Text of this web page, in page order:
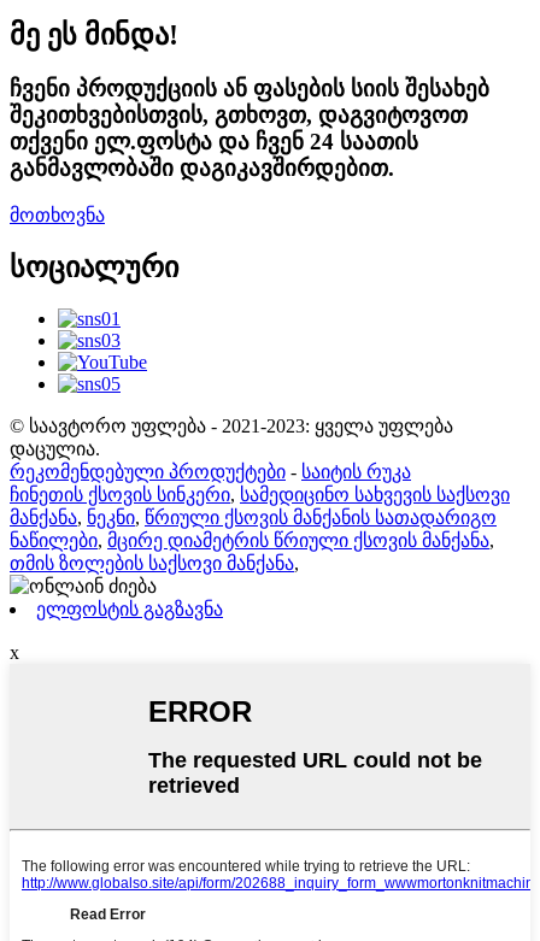
მე ეს მინდა!
ჩვენი პროდუქციის ან ფასების სიის შესახებ
შეკითხვებისთვის, გთხოვთ, დაგვიტოვოთ
თქვენი ელ.ფოსტა და ჩვენ 24 საათის
განმავლობაში დაგიკავშირდებით.
მოთხოვნა
სოციალური
© საავტორო უფლება - 2021-2023: ყველა უფლება
დაცულია.
რეკომენდებული პროდუქტები - საიტის რუკა
ჩინეთის ქსოვის სინკერი, სამედიცინო სახვევის საქსოვი
მანქანა, ნეკნი, წრიული ქსოვის მანქანის სათადარიგო
ნაწილები, მცირე დიამეტრის წრიული ქსოვის მანქანა,
თმის ზოლების საქსოვი მანქანა,
ელფოსტის გაგზავნა
x